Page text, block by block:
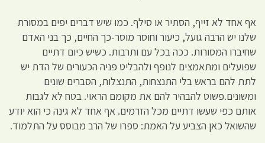
אף אחד לא זייף, הסתיר או סילף. כמו שיש דברים יפים במסורת
שלנו יש הרבה גועל, כיעור וחוסר מוסר-כך החיים, כך בני האדם
שחיברו המסורות. ככה בכל עם ותרבות. כשיש כיום דתיים
שפועלים ומתאמצים לנופף ולהבליט פניה הכעורים של הדת יש
לתת להם בראש בלי התנצחות, התנצלות, הסברים שונים
ומשונים.פשוט להבהיר להם את מקומם הראוי. בטח לא לגבות
אותם כפי שעשו דתיים מכל הזרמים. אף אחד לא גינה כי הוא יודע
שהשואל כאן הצביע על האמת: ספרו של הרב מבוסס על התלמוד.